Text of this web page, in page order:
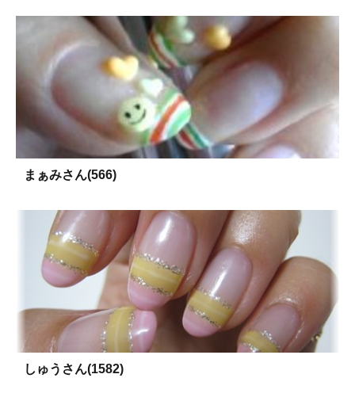
まぁみさん(566)
しゅうさん(1582)